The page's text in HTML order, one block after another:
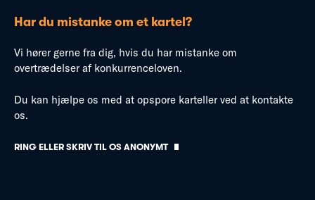
Har du mistanke om et kartel?
Vi hører gerne fra dig, hvis du har mistanke om
overtrædelser af konkurrenceloven.
Du kan hjælpe os med at opspore karteller ved at kontakte
os.
RING ELLER SKRIV TIL OS ANONYMT